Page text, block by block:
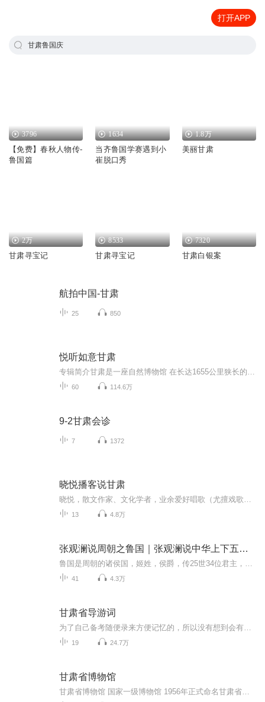
打开APP
甘肃鲁国庆
3796
【免费】春秋人物传-
鲁国篇
1634
当齐鲁国学赛遇到小
崔脱口秀
1.8万
美丽甘肃
2万
甘肃寻宝记
8533
甘肃寻宝记
7320
甘肃白银案
航拍中国-甘肃
25 850
悦听如意甘肃
60 114.6万
9-2甘肃会诊
7 1372
晓悦播客说甘肃
13 4.8万
张观澜说周朝之鲁国｜张观澜说中华上下五千年系列
41 4.3万
甘肃省导游词
19 24.7万
甘肃省博物馆